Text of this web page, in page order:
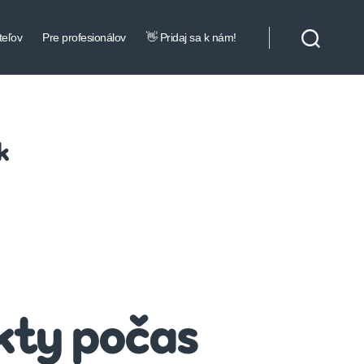
Pre profesionálov 👋 Pridaj sa k nám!
počas